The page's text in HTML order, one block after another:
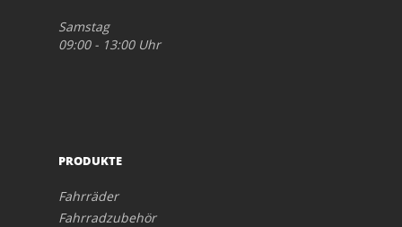
Samstag
09:00 - 13:00 Uhr
PRODUKTE
Fahrräder
Fahrradzubehör